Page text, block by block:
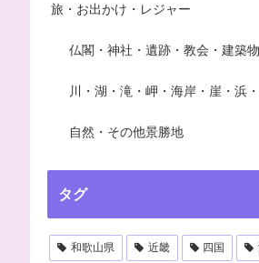
旅・お出かけ・レジャー
仏閣・神社・遺跡・教会・建築物
川・湖・滝・岬・海岸・崖・浜
自然・その他景勝地
タグ
和歌山県 近畿 四国